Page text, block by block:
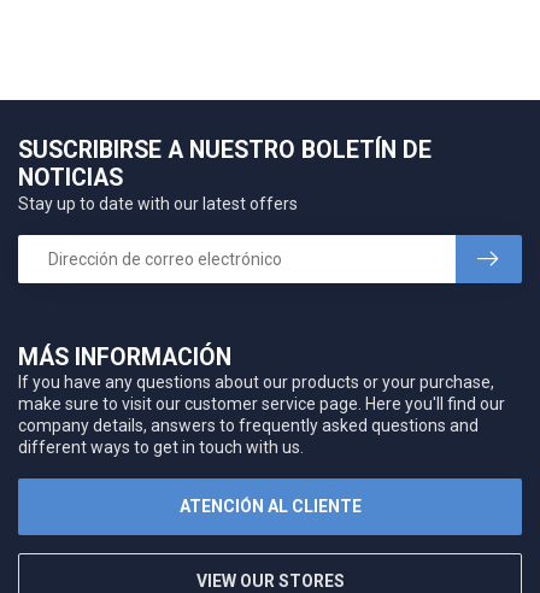
MÁS INFORMACIÓN
If you have any questions about our products or your purchase,
make sure to visit our customer service page. Here you'll find our
company details, answers to frequently asked questions and
different ways to get in touch with us.
ATENCIÓN AL CLIENTE
VIEW OUR STORES
SUSCRIBIRSE A NUESTRO BOLETÍN DE
NOTICIAS
Stay up to date with our latest offers